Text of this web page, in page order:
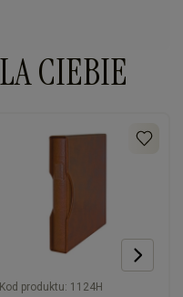
CIEBIE
Kod produktu: 1124H